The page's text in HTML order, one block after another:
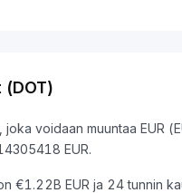
(DOT)
voidaan muuntaa EUR
EUR.
€1.22B EUR ja 24 tunnin